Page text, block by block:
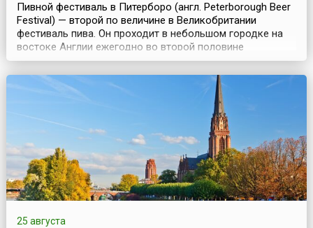
Пивной фестиваль в Питерборо (англ. Peterborough Beer
Festival) — второй по величине в Великобритании
фестиваль пива. Он проходит в небольшом городке на
востоке Англии ежегодно во второй половине
августа.На фестиваль съезжаются десятки тысяч
человек, так что население города увеличивается в
несколько раз, но ненадолго, потому что длится эта
радость для гурманов пива всего 5 дней. На фестив...
25 августа